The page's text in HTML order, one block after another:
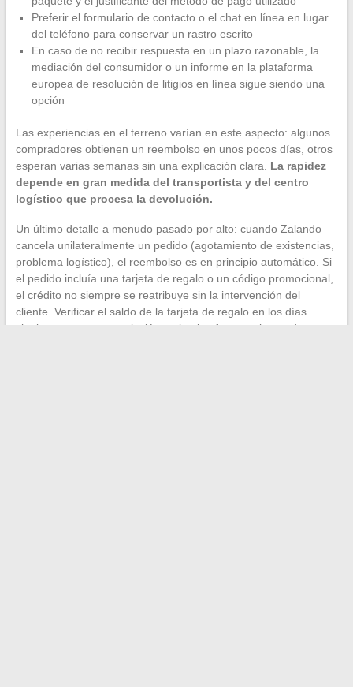
Preferir el formulario de contacto o el chat en línea en lugar
del teléfono para conservar un rastro escrito
En caso de no recibir respuesta en un plazo razonable, la
mediación del consumidor o un informe en la plataforma
europea de resolución de litigios en línea sigue siendo una
opción
Las experiencias en el terreno varían en este aspecto: algunos
compradores obtienen un reembolso en unos pocos días, otros
esperan varias semanas sin una explicación clara. La rapidez
depende en gran medida del transportista y del centro
logístico que procesa la devolución.
Un último detalle a menudo pasado por alto: cuando Zalando
cancela unilateralmente un pedido (agotamiento de existencias,
problema logístico), el reembolso es en principio automático. Si
el pedido incluía una tarjeta de regalo o un código promocional,
el crédito no siempre se reatribuye sin la intervención del
cliente. Verificar el saldo de la tarjeta de regalo en los días
siguientes a una cancelación en la plataforma evita perder un